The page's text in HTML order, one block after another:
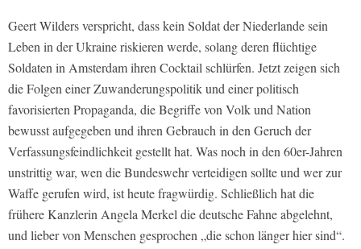
Geert Wilders verspricht, dass kein Soldat der Niederlande sein
Leben in der Ukraine riskieren werde, solang deren flüchtige
Soldaten in Amsterdam ihren Cocktail schlürfen. Jetzt zeigen sich
die Folgen einer Zuwanderungspolitik und einer politisch
favorisierten Propaganda, die Begriffe von Volk und Nation
bewusst aufgegeben und ihren Gebrauch in den Geruch der
Verfassungsfeindlichkeit gestellt hat. Was noch in den 60er-Jahren
unstrittig war, wen die Bundeswehr verteidigen sollte und wer zur
Waffe gerufen wird, ist heute fragwürdig. Schließlich hat die
frühere Kanzlerin Angela Merkel die deutsche Fahne abgelehnt,
und lieber von Menschen gesprochen „die schon länger hier sind“.